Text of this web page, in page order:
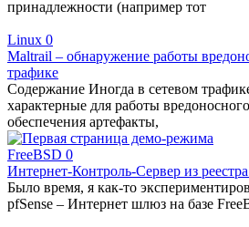
принадлежности (например тот
Linux 0
Maltrail – обнаружение работы
трафике
Содержание Иногда в сетевом
характерные для работы
обеспечения артефакты,
FreeBSD 0
Интернет-Контроль-Сервер из
Было время, я как-то
pfSense – Интернет шлюз на базе